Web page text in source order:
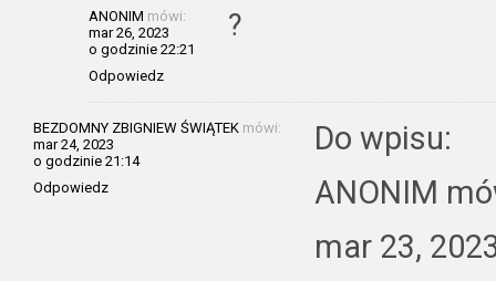
ANONIM mówi:
mar 26, 2023
o godzinie 22:21
Odpowiedz
?
BEZDOMNY ZBIGNIEW ŚWIĄTEK mówi:
mar 24, 2023
o godzinie 21:14
Odpowiedz
Do wpisu:
ANONIM
mar 23,